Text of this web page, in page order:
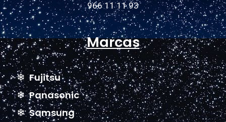
966 11 11 93
Marcas
Fujitsu
Panasonic
Samsung